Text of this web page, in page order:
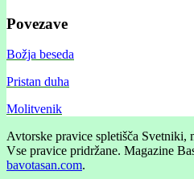
Povezave
Božja beseda
Pristan duha
Molitvenik
Avtorske pravice spletišča
Vse pravice pridržane. Magazine
bavotasan.com.